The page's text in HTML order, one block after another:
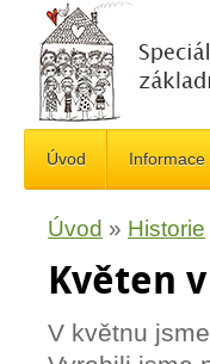
Úvod
Úvod » Historie
Květen
V květnu